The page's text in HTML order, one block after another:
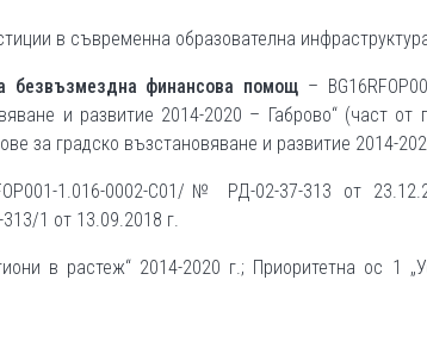
в съвременна образователна
безвъзмездна финансова помощ –
и развитие 2014-2020 – Габрово“ (част от
за градско възстановяване и развитие 2014-
1.016-0002-С01/№ РД-02-37-313 от
1 от 13.09.2018 г.
в растеж“ 2014-2020 г.; Приоритетна ос 1